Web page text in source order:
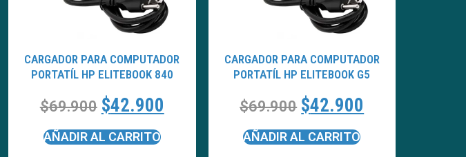
CARGADOR PARA COMPUTADOR
PORTATÍL HP ELITEBOOK 840
$69.900 $42.900
AÑADIR AL CARRITO
CARGADOR PARA COMPUTADOR
PORTATÍL HP ELITEBOOK G5
$69.900 $42.900
AÑADIR AL CARRITO